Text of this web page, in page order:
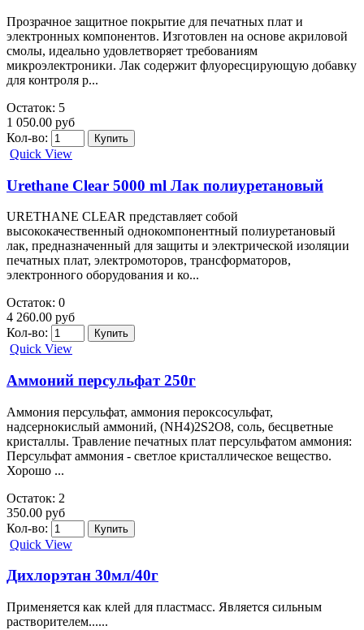
Прозрачное защитное покрытие для печатных плат и
электронных компонентов. Изготовлен на основе акриловой
смолы, идеально удовлетворяет требованиям
микроэлектроники. Лак содержит флуоресцирующую добавку
для контроля р...
Остаток: 5
1 050.00 руб
Кол-во:
Quick View
Urethane Clear 5000 ml Лак полиуретановый
URETHANE CLEAR представляет собой
высококачественный однокомпонентный полиуретановый
лак, предназначенный для защиты и электрической изоляции
печатных плат, электромоторов, трансформаторов,
электронного оборудования и ко...
Остаток: 0
4 260.00 руб
Кол-во:
Quick View
Аммоний персульфат 250г
Аммония персульфат, аммония пероксосульфат,
надсернокислый аммоний, (NH4)2S2O8, соль, бесцветные
кристаллы. Травление печатных плат персульфатом аммония:
Персульфат аммония - светлое кристаллическое вещество.
Хорошо ...
Остаток: 2
350.00 руб
Кол-во:
Quick View
Дихлорэтан 30мл/40г
Применяется как клей для пластмасс. Является сильным
растворителем......